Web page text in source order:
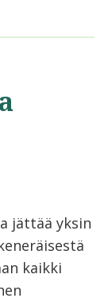
jättää yksin
kaikki